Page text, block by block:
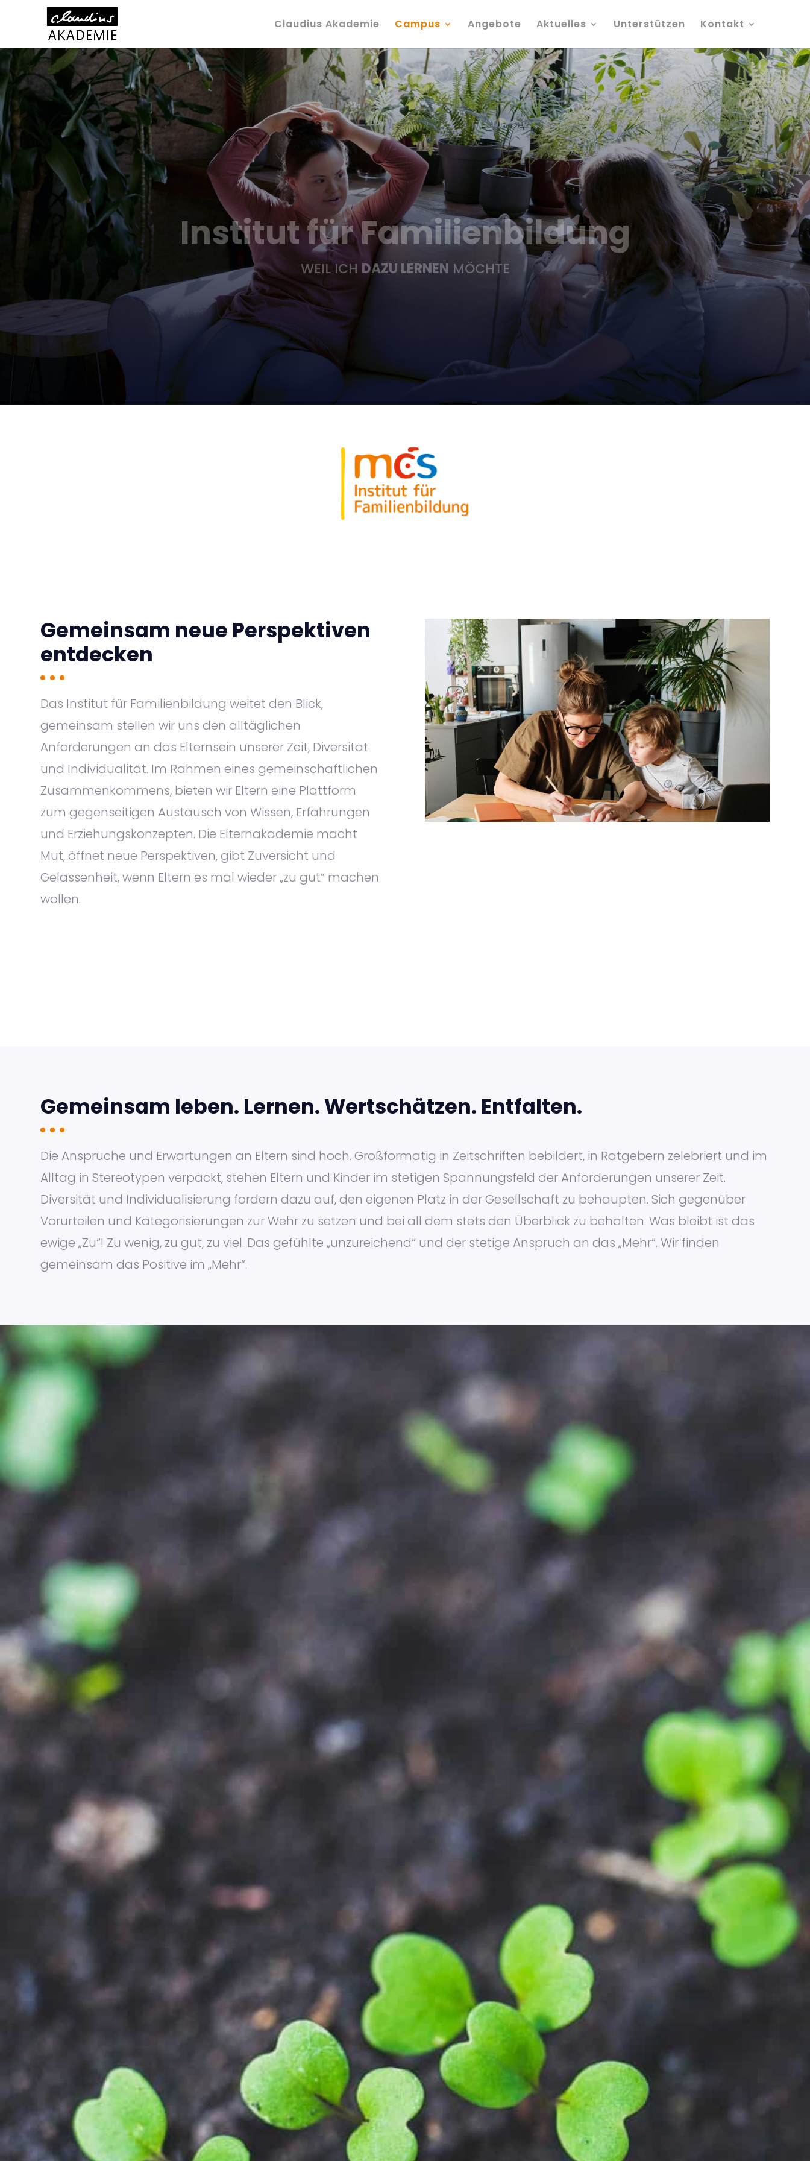
Claudius Akademie Campus Angebote Aktuelles Unterstützen Kontakt
Institut für Familienbildung
WEIL ICH DAZU LERNEN MÖCHTE
Gemeinsam neue Perspektiven
entdecken
Das Institut für Familienbildung weitet den Blick,
gemeinsam stellen wir uns den alltäglichen
Anforderungen an das Elternsein unserer Zeit, Diversität
und Individualität. Im Rahmen eines gemeinschaftlichen
Zusammenkommens, bieten wir Eltern eine Plattform
zum gegenseitigen Austausch von Wissen, Erfahrungen
und Erziehungskonzepten. Die Elternakademie macht
Mut, öffnet neue Perspektiven, gibt Zuversicht und
Gelassenheit, wenn Eltern es mal wieder „zu gut“ machen
wollen.
Gemeinsam leben. Lernen. Wertschätzen. Entfalten.
Die Ansprüche und Erwartungen an Eltern sind hoch. Großformatig in Zeitschriften bebildert, in Ratgebern zelebriert und im
Alltag in Stereotypen verpackt, stehen Eltern und Kinder im stetigen Spannungsfeld der Anforderungen unserer Zeit.
Diversität und Individualisierung fordern dazu auf, den eigenen Platz in der Gesellschaft zu behaupten. Sich gegenüber
Vorurteilen und Kategorisierungen zur Wehr zu setzen und bei all dem stets den Überblick zu behalten. Was bleibt ist das
ewige „Zu“! Zu wenig, zu gut, zu viel. Das gefühlte „unzureichend“ und der stetige Anspruch an das „Mehr“. Wir finden
gemeinsam das Positive im „Mehr“.